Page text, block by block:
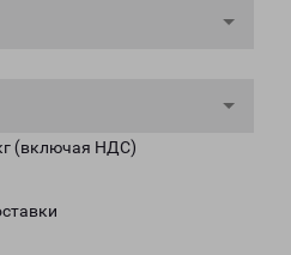
(включая НДС)